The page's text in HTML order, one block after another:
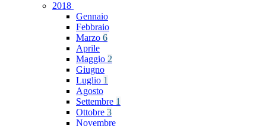
2018
Gennaio
Febbraio
Marzo 6
Aprile
Maggio 2
Giugno
Luglio 1
Agosto
Settembre 1
Ottobre 3
Novembre